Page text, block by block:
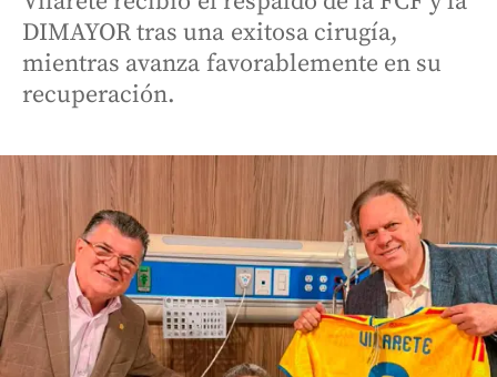
DIMAYOR tras una exitosa cirugía,
mientras avanza favorablemente en su
recuperación.